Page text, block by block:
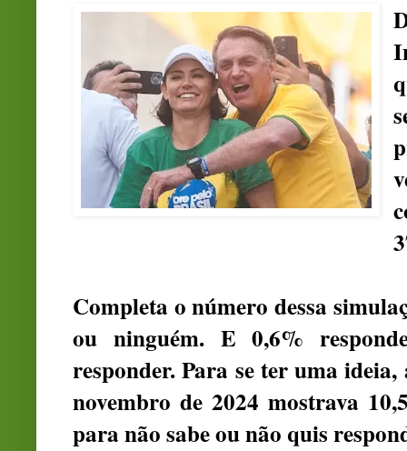
Completa o número dessa
ou ninguém. E 0,6%
responder. Para se ter uma
novembro de 2024 mostrava
para não sabe ou não quis